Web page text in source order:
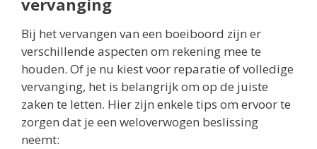
vervanging
Bij het vervangen van een boeiboord zijn er
verschillende aspecten om rekening mee te
houden. Of je nu kiest voor reparatie of volledige
vervanging, het is belangrijk om op de juiste
zaken te letten. Hier zijn enkele tips om ervoor te
zorgen dat je een weloverwogen beslissing
neemt: